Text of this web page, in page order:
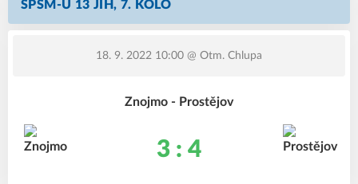
SPSM-U 13 JIH, 7. KOLO
18. 9. 2022 10:00 @ Otm. Chlupa
Znojmo - Prostějov
3 : 4